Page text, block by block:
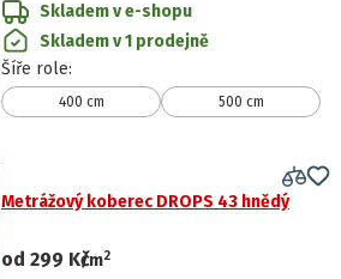
Skladem v e-shopu
Skladem v 1 prodejně
Šíře role:
400 cm 500 cm
Metrážový koberec DROPS 43 hnědý
od 299 Kč
/m2